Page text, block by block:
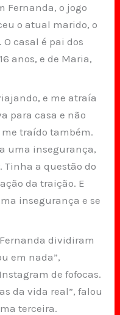
Fernanda, o jogo
o atual marido, o
casal é pai dos
anos, e de Maria,
e me atraía
para casa e não
traído também.
uma insegurança,
a questão do
da traição. E
insegurança e se
dividiram
em nada”,
de fofocas.
da vida real”, falou
terceira.